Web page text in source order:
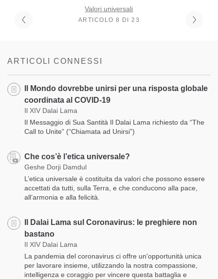
Valori universali
ARTICOLO 8 DI 23
ARTICOLI CONNESSI
Il Mondo dovrebbe unirsi per una risposta globale
coordinata al COVID-19
Il XIV Dalai Lama
Il Messaggio di Sua Santità Il Dalai Lama richiesto da “The
Call to Unite” (“Chiamata ad Unirsi”)
Che cos’è l’etica universale?
Geshe Dorji Damdul
L’etica universale è costituita da valori che possono essere
accettati da tutti, sulla Terra, e che conducono alla pace,
all’armonia e alla felicità.
Il Dalai Lama sul Coronavirus: le preghiere non
bastano
Il XIV Dalai Lama
La pandemia del coronavirus ci offre un'opportunità unica
per lavorare insieme, utilizzando la nostra compassione,
intelligenza e coraggio per vincere questa battaglia e